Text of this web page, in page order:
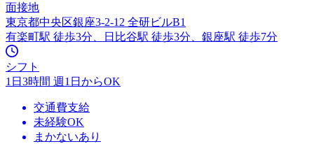
面接地
東京都中央区銀座3-2-12 全研ビルB1
有楽町駅 徒歩3分、日比谷駅 徒歩3分、銀座駅 徒歩7分
シフト
1日3時間 週1日からOK
交通費支給
未経験OK
まかないあり